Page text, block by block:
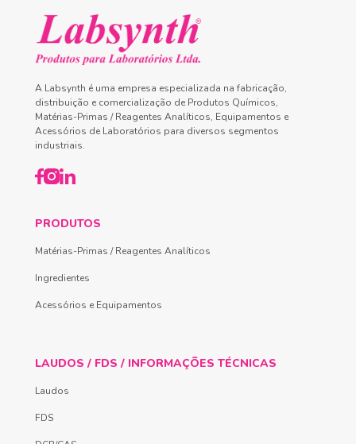
A Labsynth é uma empresa especializada na fabricação,
distribuição e comercialização de Produtos Químicos,
Matérias-Primas / Reagentes Analíticos, Equipamentos e
Acessórios de Laboratórios para diversos segmentos
industriais.
PRODUTOS
Matérias-Primas / Reagentes Analíticos
Ingredientes
Acessórios e Equipamentos
LAUDOS / FDS / INFORMAÇÕES TÉCNICAS
Laudos
FDS